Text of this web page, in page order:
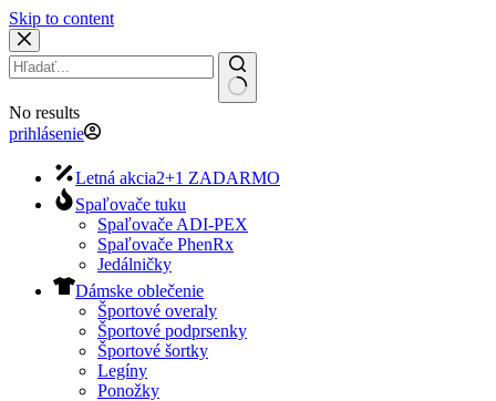
Skip to content
No results
prihlásenie
Letná akcia2+1 ZADARMO
Spaľovače tuku
Spaľovače ADI-PEX
Spaľovače PhenRx
Jedálničky
Dámske oblečenie
Športové overaly
Športové podprsenky
Športové šortky
Legíny
Ponožky